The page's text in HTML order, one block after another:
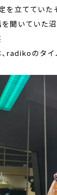
を立てていた
聞いていた沼
radikoのタイ